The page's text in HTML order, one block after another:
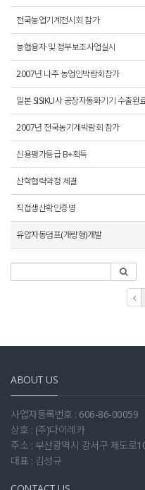
전국농업기계전시회 참가
농협융자 및 정부보조사업실시
2007년 나주 농업인박람회참가
일본 SISIKU사 공장자동화기기 수출완
2007년 전국농기계박람회 참가
신용평가등급 B+획득
산학협력약정 체결
직접생산확인증명
유압자동덤프(개량형)개발
ABOUT US
사업자등록번호 : 606-86-00059
상호 : (주)다이레카
주소 : 부산광역시 강서구 제도로
대표 : 김성규